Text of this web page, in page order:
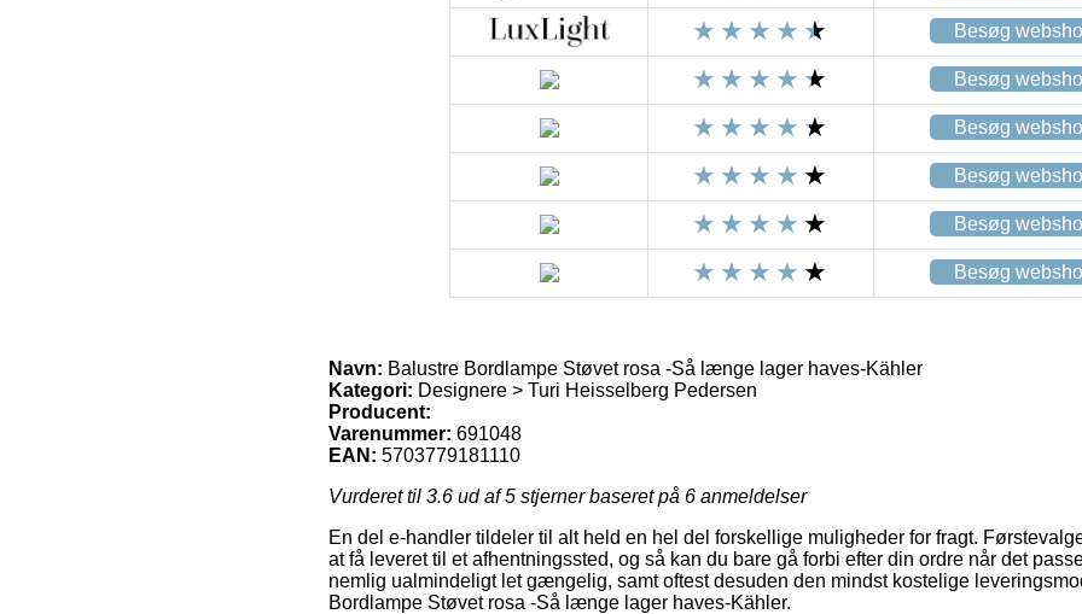
Besøg
Besøg
Besøg
Besøg
Besøg
Besøg
Navn: Balustre Bordlampe Støvet rosa -Så længe lager haves-Kähler
Kategori: Designere > Turi Heisselberg Pedersen
Producent:
Varenummer: 691048
EAN: 5703779181110
Vurderet til 3.6 ud af 5 stjerner baseret på 6 anmeldelser
En del e-handler tildeler til alt held en hel del forskellige muligheder for fragt.
at få leveret til et afhentningssted, og så kan du bare gå forbi efter din ordre når det
nemlig ualmindeligt let gængelig, samt oftest desuden den mindst kostelige
Bordlampe Støvet rosa -Så længe lager haves-Kähler.